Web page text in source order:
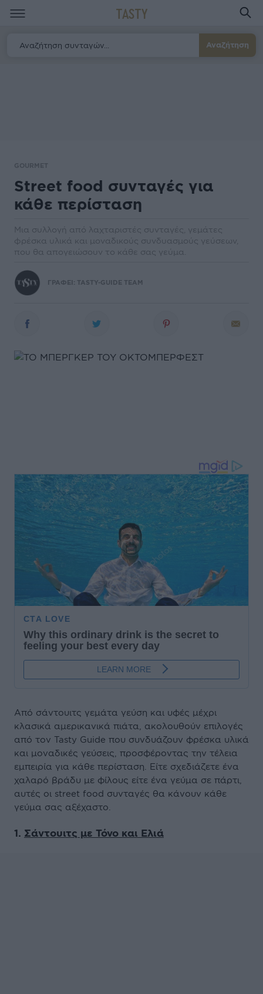
TASTY
Αναζήτηση
GOURMET
Street food συνταγές για
κάθε περίσταση
Μια συλλογή από λαχταριστές συνταγές, γεμάτες
φρέσκα υλικά και μοναδικούς συνδυασμούς γεύσεων,
που θα απογειώσουν το κάθε σας γεύμα.
ΓΡΑΦΕΙ: TASTY-GUIDE TEAM
Από σάντουιτς γεμάτα γεύση και υφές μέχρι
κλασικά αμερικανικά πιάτα, ακολουθούν επιλογές
από τον Tasty Guide που συνδυάζουν φρέσκα υλικά
και μοναδικές γεύσεις, προσφέροντας την τέλεια
εμπειρία για κάθε περίσταση. Είτε σχεδιάζετε ένα
χαλαρό βράδυ με φίλους είτε ένα γεύμα σε πάρτι,
αυτές οι street food συνταγές θα κάνουν κάθε
γεύμα σας αξέχαστο.
1. Σάντουιτς με Τόνο και Ελιά